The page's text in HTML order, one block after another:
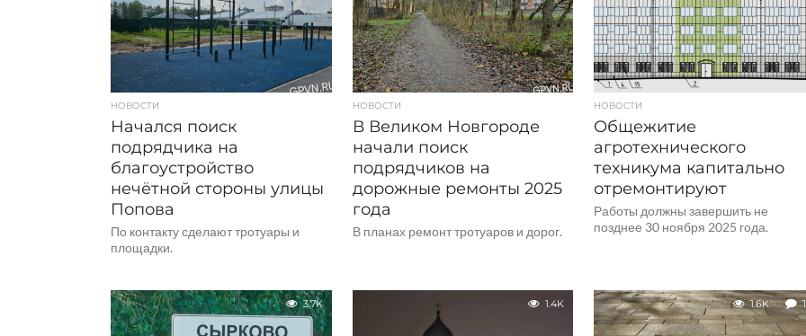
НОВОСТИ
Начался поиск
подрядчика на
благоустройство
нечётной стороны улицы
Попова
По контакту сделают тротуары и
площадки.
НОВОСТИ
В Великом Новгороде
начали поиск
подрядчиков на
дорожные ремонты 2025
года
В планах ремонт тротуаров и дорог.
НОВОСТИ
Общежитие
агротехнического
техникума капитально
отремонтируют
Работы должны завершить не
позднее 30 ноября 2025 года.
3.7K 1.4K 1.6K 1